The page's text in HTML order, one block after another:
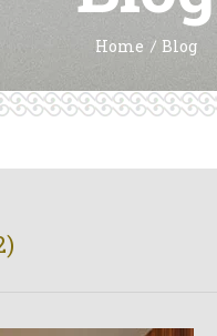
Home Blog